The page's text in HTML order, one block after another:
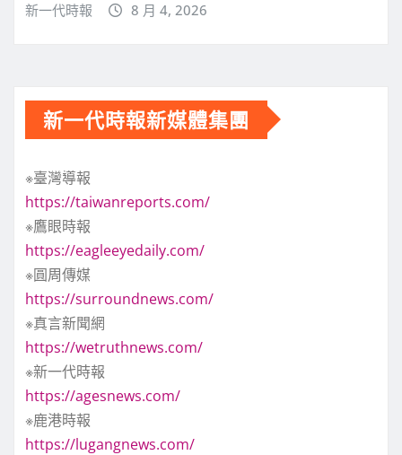
新一代時報 8 月 4, 2026
新一代時報新媒體集團
※臺灣導報
https://taiwanreports.com/
※鷹眼時報
https://eagleeyedaily.com/
※圓周傳媒
https://surroundnews.com/
※真言新聞網
https://wetruthnews.com/
※新一代時報
https://agesnews.com/
※鹿港時報
https://lugangnews.com/